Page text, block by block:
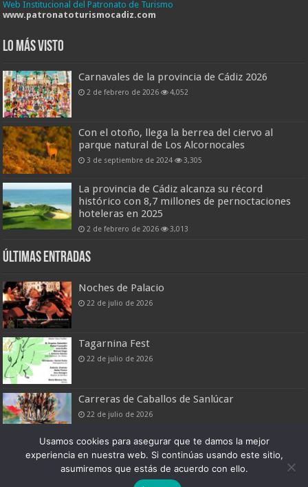
Web Institucional del Patronato de Turismo
www.patronatoturismocadiz.com
Lo más visto
Carnavales de la provincia de Cádiz 2026
2 de febrero de 2026 4,052
Con el otoño, llega la berrea del ciervo al
parque natural de Los Alcornocales
3 de septiembre de 2024 3,305
La provincia de Cádiz alcanza su récord
histórico con 8,7 millones de pernoctaciones
hoteleras en 2025
2 de febrero de 2026 3,013
Últimas entradas
Noches de Palacio
22 de julio de 2026
Tagarnina Fest
22 de julio de 2026
Carreras de Caballos de Sanlúcar
22 de julio de 2026
Boletín Digital de Noticias Turísticas
Usamos cookies para asegurar que te damos la mejor
experiencia en nuestra web. Si continúas usando este sitio,
asumiremos que estás de acuerdo con ello.